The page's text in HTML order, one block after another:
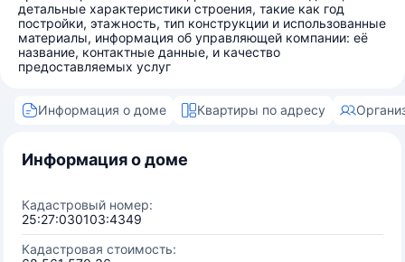
детальные характеристики строения, такие как год
постройки, этажность, тип конструкции и использованные
материалы, информация об управляющей компании: её
название, контактные данные, и качество
предоставляемых услуг
Информация о доме Квартиры по адресу
Информация о доме
Кадастровый номер:
25:27:030103:4349
Кадастровая стоимость: